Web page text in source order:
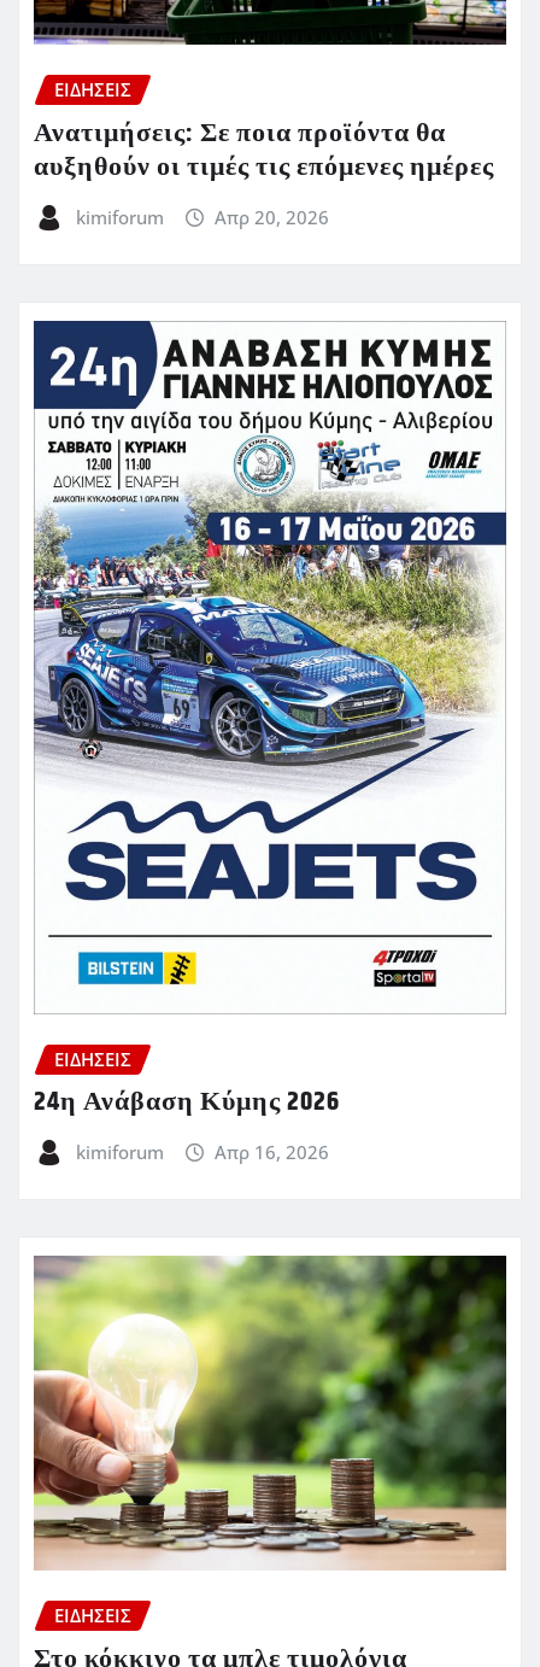
ΕΙΔΗΣΕΙΣ
Ανατιμήσεις: Σε ποια προϊόντα θα
αυξηθούν οι τιμές τις επόμενες ημέρες
kimiforum Απρ 20, 2026
ΕΙΔΗΣΕΙΣ
24η Ανάβαση Κύμης 2026
kimiforum Απρ 16, 2026
ΕΙΔΗΣΕΙΣ